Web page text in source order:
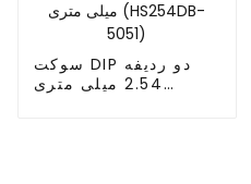
سوکت DIP دو ردیفه
2.54 میلی متری